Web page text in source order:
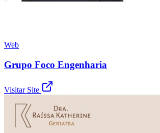
Web
Grupo Foco Engenharia
Visitar Site